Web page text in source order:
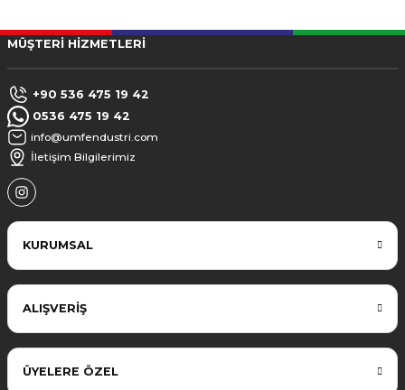
MÜŞTERİ HİZMETLERİ
+90 536 475 19 42
0536 475 19 42
info@umfendustri.com
İletişim Bilgilerimiz
KURUMSAL
ALIŞVERİŞ
ÜYELERE ÖZEL